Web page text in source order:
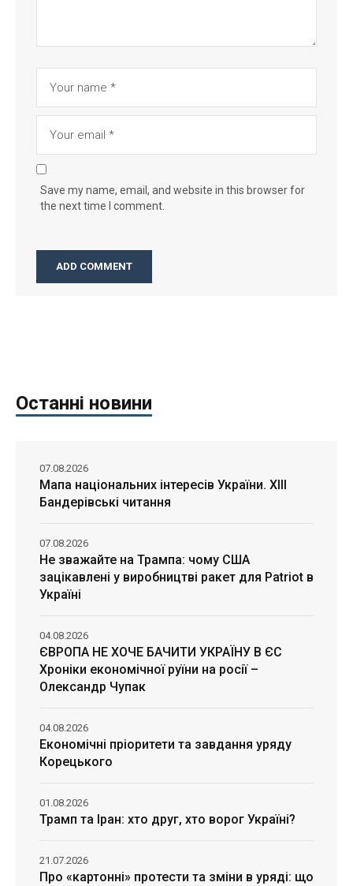
Save my name, email, and website in this browser for
the next time I comment.
Останні новини
Мапа національних інтересів України. ХІІІ
Бандерівські читання
07.08.2026
Не зважайте на Трампа: чому США
зацікавлені у виробництві ракет для Patriot в
Україні
07.08.2026
ЄВРОПА НЕ ХОЧЕ БАЧИТИ УКРАЇНУ В ЄС
Хроніки економічної руїни на росії –
Олександр Чупак
04.08.2026
Економічні пріоритети та завдання уряду
Корецького
04.08.2026
Трамп та Іран: хто друг, хто ворог Україні?
01.08.2026
Про «картонні» протести та зміни в уряді: що
21.07.2026